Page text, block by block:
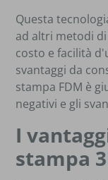
Questa
ad altri metodi
costo e facilità
svantaggi da
stampa FDM è
negativi e gli
I
stampa